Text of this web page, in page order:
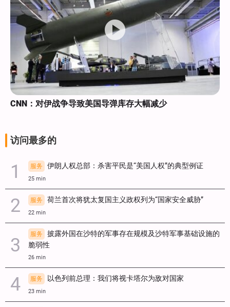
CNN：对伊战争导致美国导弹库存大幅减少
访问最多的
服务 伊朗人权总部：杀害平民是“美国人权”的典型例证
25 min
服务 荷兰首次将犹太复国主义政权列为“国家安全威胁”
22 min
服务
披露外国在沙特的军事存在规模及沙特军事基础设施的
脆弱性
26 min
服务 以色列前总理：我们将视卡塔尔为敌对国家
23 min